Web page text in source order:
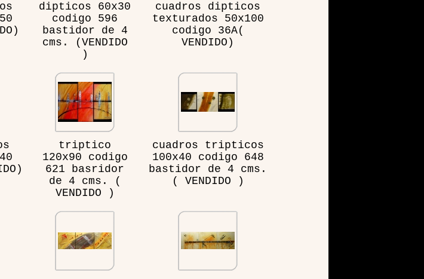
dipticos 60x30
codigo 596
bastidor de 4
cms. (VENDIDO
)
cuadros dipticos
texturados 50x100
codigo 36A(
VENDIDO)
triptico
120x90 codigo
621 basridor
de 4 cms. (
VENDIDO )
cuadros tripticos
100x40 codigo 648
bastidor de 4 cms.
( VENDIDO )